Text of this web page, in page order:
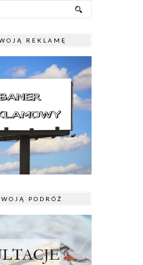
REKLAMĘ
PODRÓŻ